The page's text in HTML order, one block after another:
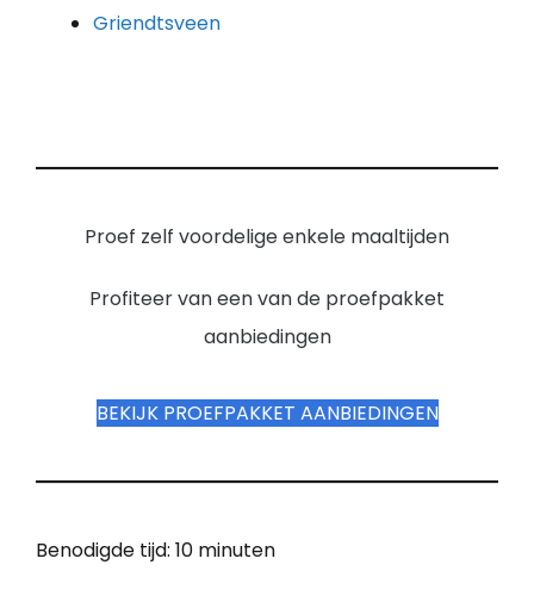
Griendtsveen
Proef zelf voordelige enkele maaltijden
Profiteer van een van de proefpakket
aanbiedingen
BEKIJK PROEFPAKKET AANBIEDINGEN
Benodigde tijd: 10 minuten